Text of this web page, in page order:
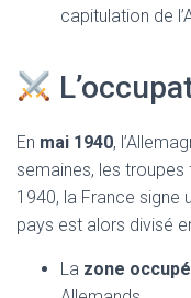
capitulation de
En mai 1940,
semaines, les troupes
1940, la France signe
pays est alors divisé
La zone